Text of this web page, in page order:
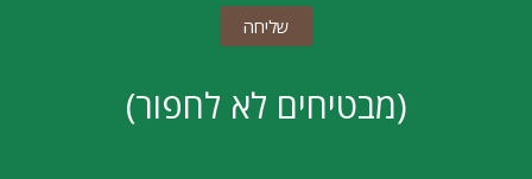
(מבטיחים לא לחפור)